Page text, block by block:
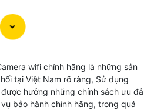
dịch vụ bảo hành theo
xuất. đặt biệt với dịch vụ đổi
lượng cũng như sản phẩm lỗi
và phân phốicamera wifivới
wifi chính hãng là những sản
tại Việt Nam rõ ràng, Sử dụng
hưởng những chính sách ưu
bảo hành chính hãng, trong quá